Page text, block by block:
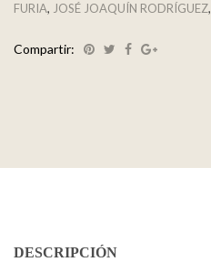
FURIA, JOSÉ JOAQUÍN RODRÍGUEZ,
Compartir:
DESCRIPCIÓN